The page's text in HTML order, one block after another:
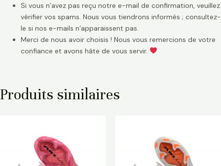
Si vous n’avez pas reçu notre e-mail de confirmation, veuillez
vérifier vos spams. Nous vous tiendrons informés ; consultez-
le si nos e-mails n’apparaissent pas.
Merci de nous avoir choisis ! Nous vous remercions de votre
confiance et avons hâte de vous servir.
Produits similaires